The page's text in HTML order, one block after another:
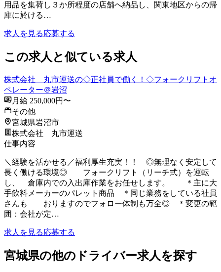
用品を集荷し３か所程度の店舗へ納品し、関東地区からの帰
庫に於ける…
求人を見る応募する
この求人と似ている求人
株式会社 丸市運送の◇正社員で働く！◇フォークリフトオ
ペレーター＠岩沼
月給 250,000円〜
その他
宮城県岩沼市
株式会社 丸市運送
仕事内容
＼経験を活かせる／福利厚生充実！！ ◎無理なく安定して
長く働ける環境◎ フォークリフト（リーチ式）を運転
し、 倉庫内での入出庫作業をお任せします。 ＊主に大
手飲料メーカーのパレット商品 ＊同じ業務をしている社員
さんも おりますのでフォロー体制も万全◎ ＊変更の範
囲：会社が定…
求人を見る応募する
宮城県の他のドライバー求人を探す